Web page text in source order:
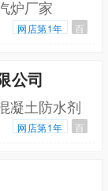
炉厂家
网店第1年 百
公司
凝土防水剂
网店第1年 百